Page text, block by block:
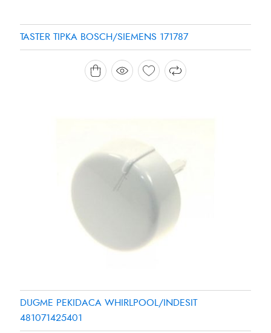
TASTER TIPKA BOSCH/SIEMENS 171787
DUGME PEKIDACA WHIRLPOOL/INDESIT
481071425401